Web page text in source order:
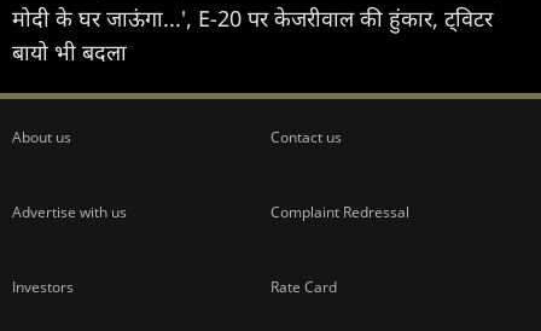
मोदी के घर जाऊंगा...', E-20 पर केजरीवाल की हुंकार, ट्विटर
बायो भी बदला
About us Contact us
Advertise with us Complaint Redressal
Investors Rate Card